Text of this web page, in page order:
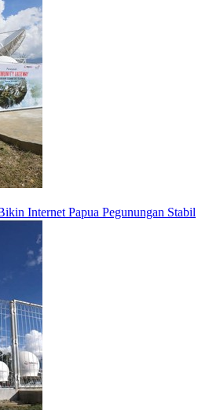
Internet Papua Pegunungan Stabil